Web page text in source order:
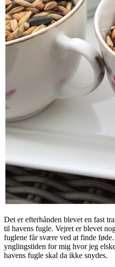
Det er efterhånden blevet en fast
til havens fugle. Vejret er blevet
fuglene får svære ved at finde
ynglingstiden for mig hvor jeg
havens fugle skal da ikke snydes.